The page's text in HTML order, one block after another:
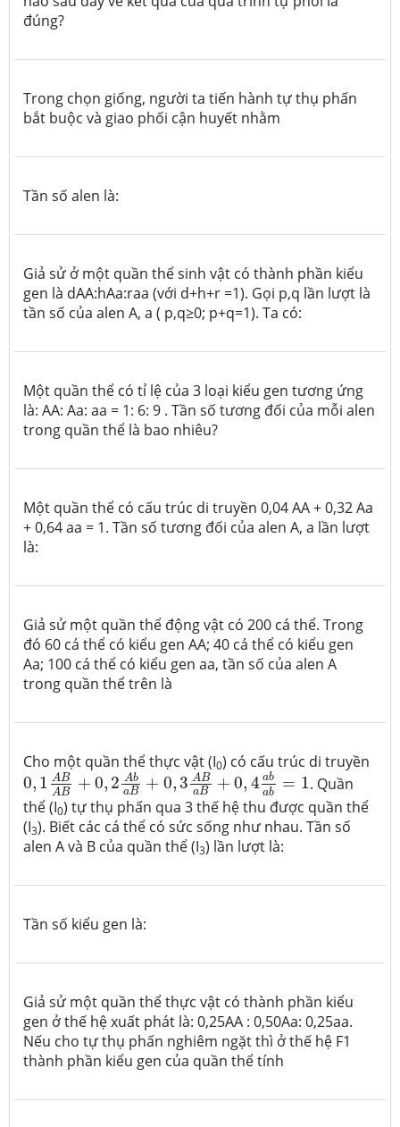
đúng?
Trong chọn giống, người ta tiến hành tự thụ phấn
bắt buộc và giao phối cận huyết nhằm
Tần số alen là:
Giả sử ở một quần thể sinh vật có thành phần kiểu
gen là dAA:hAa:raa (với d+h+r =1). Gọi p,q lần lượt là
tần số của alen A, a ( p,q≥0; p+q=1). Ta có:
Một quần thể có tỉ lệ của 3 loại kiểu gen tương ứng
là: AA: Aa: aa = 1: 6: 9 . Tần số tương đối của mỗi alen
trong quần thể là bao nhiêu?
Một quần thể có cấu trúc di truyền 0,04 AA + 0,32 Aa
+ 0,64 aa = 1. Tần số tương đối của alen A, a lần lượt
là:
Giả sử một quần thể động vật có 200 cá thể. Trong
đó 60 cá thể có kiểu gen AA; 40 cá thể có kiểu gen
Aa; 100 cá thể có kiểu gen aa, tần số của alen A
trong quần thể trên là
Cho một quần thể thực vật (I0) có cấu trúc di truyền
0, 1 AB
AB + 0, 2 Ab
aB + 0,3 AB
aB + 0, 4 ab
ab = 1
0,1ABAB+0,2 AbaB+0,3ABa B+0,4abab=1
. Quần
thể (I0) tự thụ phấn qua 3 thế hệ thu được quần thể
(I3). Biết các cá thể có sức sống như nhau. Tần số
alen A và B của quần thể (I3) lần lượt là:
Tần số kiểu gen là:
Giả sử một quần thể thực vật có thành phần kiểu
gen ở thế hệ xuất phát là: 0,25AA : 0,50Aa: 0,25aa.
Nếu cho tự thụ phấn nghiêm ngặt thì ở thế hệ F1
thành phần kiểu gen của quần thể tính